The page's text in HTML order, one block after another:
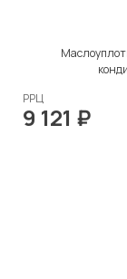
РРЦ
9 121 ₽